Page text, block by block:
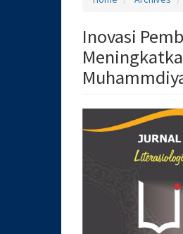
Inovasi
Article
Sidebar